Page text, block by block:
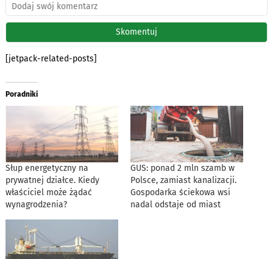
[jetpack-related-posts]
Poradniki
Słup energetyczny na
prywatnej działce. Kiedy
właściciel może żądać
wynagrodzenia?
GUS: ponad 2 mln szamb w
Polsce, zamiast kanalizacji.
Gospodarka ściekowa wsi
nadal odstaje od miast